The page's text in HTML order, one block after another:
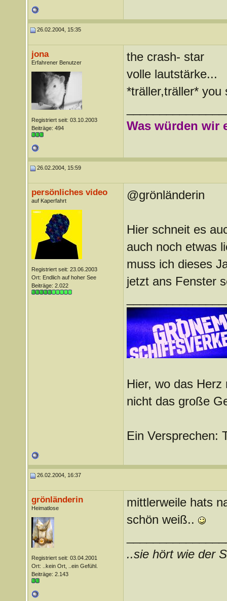
26.02.2004, 15:35
jona
Erfahrener Benutzer
Registriert seit: 03.10.2003
Beiträge: 494
the crash- star
volle lautstärke...
*träller,träller* you
Was würden wir
26.02.2004, 15:59
persönliches video
auf Kaperfahrt
Registriert seit: 23.06.2003
Ort: Endlich auf hoher See
Beiträge: 2.022
@grönländerin
Hier schneit es
auch noch etwas
muss ich dieses
jetzt ans Fenster
Hier, wo das Herz
nicht das große
Ein Versprechen:
26.02.2004, 16:37
grönländerin
Heimatlose
Registriert seit: 03.04.2001
Ort: ..kein Ort, ..ein Gefühl.
Beiträge: 2.143
mittlerweile hats
schön weiß..
..sie hört wie der